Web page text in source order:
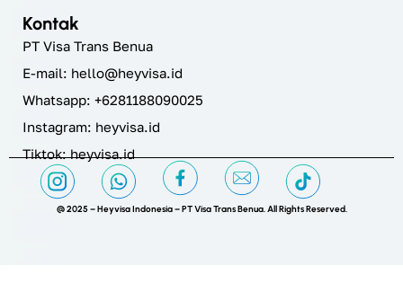
Kontak
PT Visa Trans Benua
E-mail: hello@heyvisa.id
Whatsapp: +6281188090025
Instagram: heyvisa.id
Tiktok: heyvisa.id
@ 2025 – Heyvisa Indonesia – PT Visa Trans Benua. All Rights Reserved.